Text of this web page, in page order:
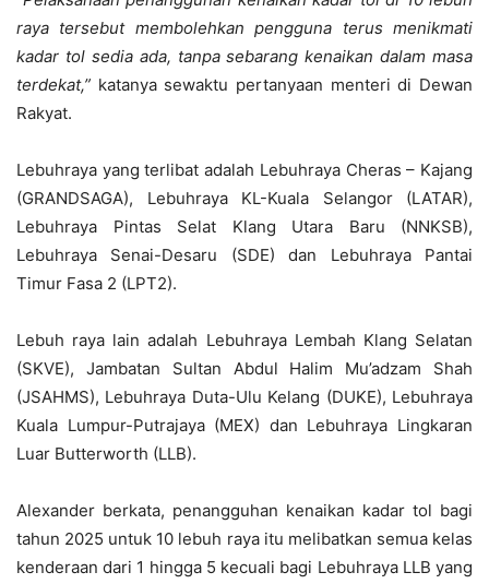
raya tersebut membolehkan pengguna terus menikmati
kadar tol sedia ada, tanpa sebarang kenaikan dalam masa
terdekat,” katanya sewaktu pertanyaan menteri di Dewan
Rakyat.
Lebuhraya yang terlibat adalah Lebuhraya Cheras – Kajang
(GRANDSAGA), Lebuhraya KL-Kuala Selangor (LATAR),
Lebuhraya Pintas Selat Klang Utara Baru (NNKSB),
Lebuhraya Senai-Desaru (SDE) dan Lebuhraya Pantai
Timur Fasa 2 (LPT2).
Lebuh raya lain adalah Lebuhraya Lembah Klang Selatan
(SKVE), Jambatan Sultan Abdul Halim Mu’adzam Shah
(JSAHMS), Lebuhraya Duta-Ulu Kelang (DUKE), Lebuhraya
Kuala Lumpur-Putrajaya (MEX) dan Lebuhraya Lingkaran
Luar Butterworth (LLB).
Alexander berkata, penangguhan kenaikan kadar tol bagi
tahun 2025 untuk 10 lebuh raya itu melibatkan semua kelas
kenderaan dari 1 hingga 5 kecuali bagi Lebuhraya LLB yang